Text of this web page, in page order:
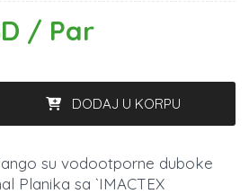
/ Par
DODAJ U KORPU
su vodootporne duboke
Planika sa `IMACTEX